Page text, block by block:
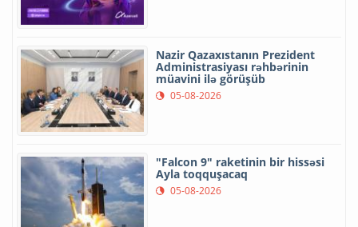
Nazir Qazaxıstanın Prezident
Administrasiyası rəhbərinin
müavini ilə görüşüb
05-08-2026
"Falcon 9" raketinin bir hissəsi
Ayla toqquşacaq
05-08-2026